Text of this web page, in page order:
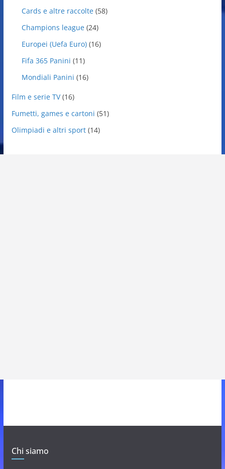
Cards e altre raccolte(58)
Champions league(24)
Europei (Uefa Euro)(16)
Fifa 365 Panini (11)
Mondiali Panini (16)
Film e serie TV(16)
Fumetti, games e cartoni (51)
Olimpiadi e altri sport(14)
Chi siamo